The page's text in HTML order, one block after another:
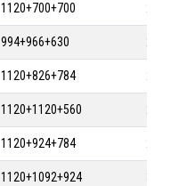
1120+700+700 2520-
994+966+630 2590-
1120+826+784 2730-
1120+1120+560 2800-
1120+924+784 2828-
1120+1092+924 3136-